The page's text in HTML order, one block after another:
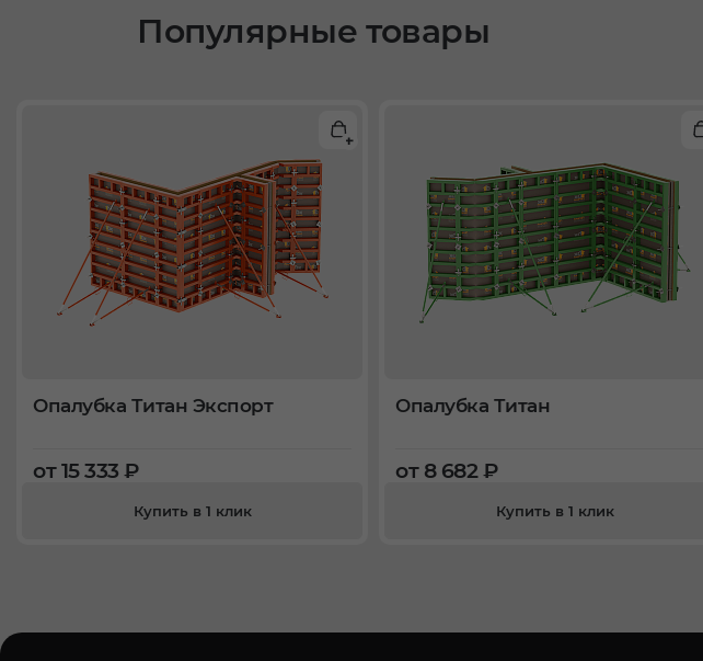
Популярные товары
Опалубка Титан Экспорт
от 15 333 ₽
Купить в 1 клик
Опалубка Титан
от 8 682 ₽
Купить в 1 клик